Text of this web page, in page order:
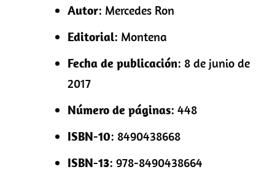
Autor: Mercedes Ron
Editorial: Montena
Fecha de publicación: 8 de junio de
2017
Número de páginas: 448
ISBN-10: 8490438668
ISBN-13: 978-8490438664